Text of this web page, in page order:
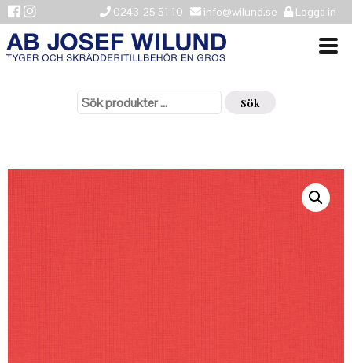
0243-25 51 10 info@wilund.se Logga in
VÄLKOMMENefter:
Sök